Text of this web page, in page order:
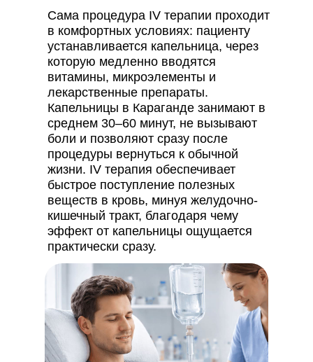
Сама процедура IV терапии проходит
в комфортных условиях: пациенту
устанавливается капельница, через
которую медленно вводятся
витамины, микроэлементы и
лекарственные препараты.
Капельницы в Караганде занимают в
среднем 30–60 минут, не вызывают
боли и позволяют сразу после
процедуры вернуться к обычной
жизни. IV терапия обеспечивает
быстрое поступление полезных
веществ в кровь, минуя желудочно-
кишечный тракт, благодаря чему
эффект от капельницы ощущается
практически сразу.